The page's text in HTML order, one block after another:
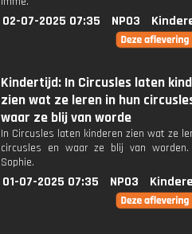
02-07-2025 07:35 NPO3
Kindertijd: In Circusles laten
zien wat ze leren in hun
waar ze blij van worde
In Circusles laten kinderen zien wat ze
circusles en waar ze blij van
Sophie.
01-07-2025 07:35 NPO3